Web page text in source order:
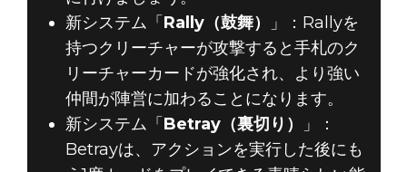
新システム「 Rally（鼓舞）
」：Rallyを
持つクリーチャーが攻撃すると手札のク
リーチャーカードが強化され、より強い
仲間が陣営に加わることになります。
新システム「 Betray（裏切り）
」：
Betrayは、アクションを実行した後にも